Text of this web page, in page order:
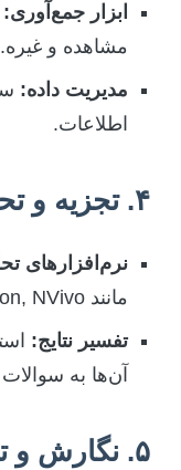
ابزار جمع‌آوری:
مشاهده و غیره.
مدیریت داده:
اطلاعات.
۴. تجزیه و تحلیل داده‌ها
نرم‌افزارهای
مانند SPSS, R, Python, NVivo.
تفسیر نتایج:
آن‌ها به
۵. نگارش و تدوین رساله